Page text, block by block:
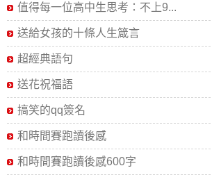
值得每一位高中生思考：不上9...
送給女孩的十條人生箴言
超經典語句
送花祝福語
搞笑的qq簽名
和時間賽跑讀後感
和時間賽跑讀後感600字